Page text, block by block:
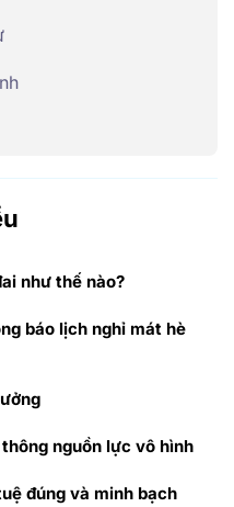
như thế nào?
báo lịch nghỉ mát hè
nguồn lực vô hình
đúng và minh bạch